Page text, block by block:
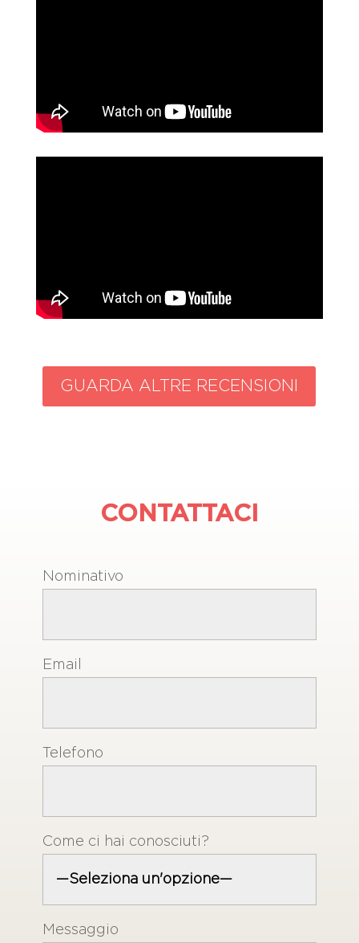
GUARDA ALTRE RECENSIONI
CONTATTACI
Nominativo
Email
Telefono
Come ci hai conosciuti?
Messaggio